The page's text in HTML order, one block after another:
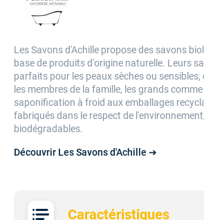
Caractéristiques
Les Savons d'Achille propose des savons
base de produits d'origine naturelle. Leurs
parfaits pour les peaux sèches ou
les membres de la famille, les grands
saponification à froid aux emballages
fabriqués dans le respect de
biodégradables.
Découvrir Les Savons d'Achille ➔